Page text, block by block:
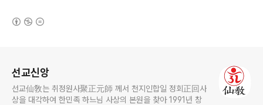
선교신앙
선교仙敎는 취정원사聚正元師 께서 천지인합일 정회正回사
상을 대각하여 한민족 하느님 사상의 본원을 찾아 1991년 창